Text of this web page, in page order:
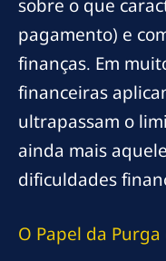
sobre o que
pagamento) e
finanças. Em
financeiras
ultrapassam o
ainda mais
dificuldades
O Papel da